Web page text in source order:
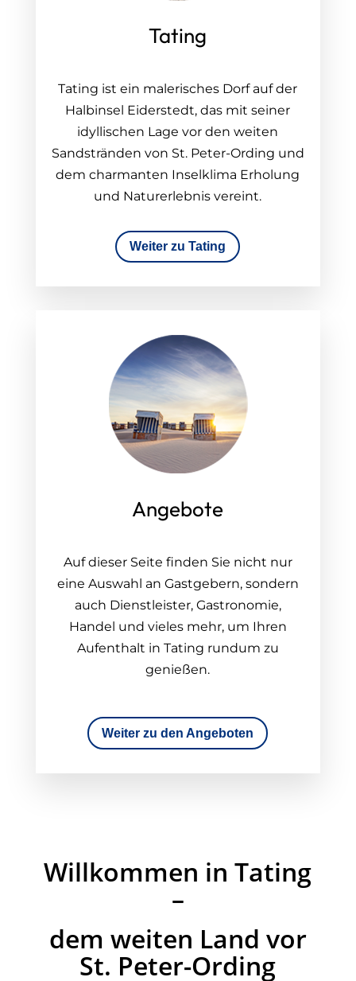
Tating
Tating ist ein malerisches Dorf auf der
Halbinsel Eiderstedt, das mit seiner
idyllischen Lage vor den weiten
Sandstränden von St. Peter-Ording und
dem charmanten Inselklima Erholung
und Naturerlebnis vereint.
Weiter zu Tating
Angebote
Auf dieser Seite finden Sie nicht nur
eine Auswahl an Gastgebern, sondern
auch Dienstleister, Gastronomie,
Handel und vieles mehr, um Ihren
Aufenthalt in Tating rundum zu
genießen.
Weiter zu den Angeboten
Willkommen in Tating
–
dem weiten Land vor
St. Peter-Ording